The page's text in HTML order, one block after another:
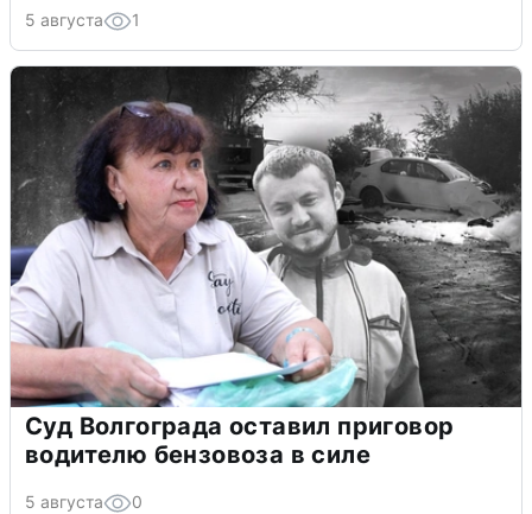
5 августа 1
Суд Волгограда оставил приговор
водителю бензовоза в силе
5 августа 0